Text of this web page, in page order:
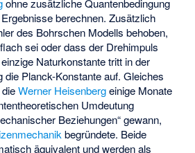
berechnen. Zusätzlich
des Bohrschen Modells behoben,
sei oder dass der Drehimpuls
Naturkonstante tritt in der
die Planck-Konstanteauf. Gleiches
dieWerner Heisenbergeinige Monate
Umdeutung
Beziehungen“ gewann,
begründete. Beide
äquivalent und werden als